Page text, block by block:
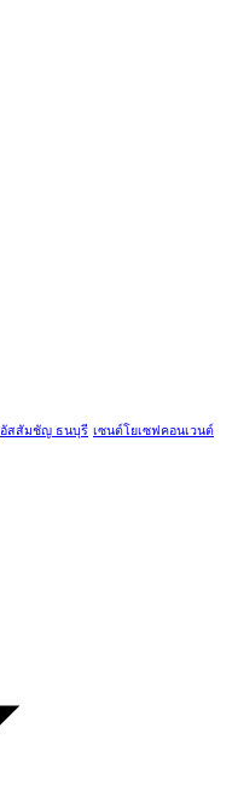
อัสสัมชัญ ธนบุรี เซนต์โยเซฟคอนเวนต์